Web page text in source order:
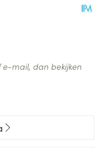
mail, dan bekijken